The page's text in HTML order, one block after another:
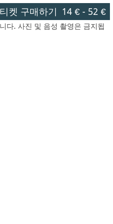
티켓 구매하기 14 €- 52 €
다. 사진 및 음성 촬영은 금지됩